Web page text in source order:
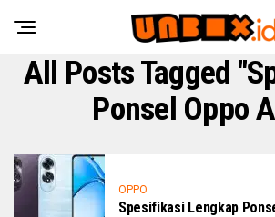
All Posts Tagged
Ponsel Oppo
OPPO
Spesifikasi Lengkap